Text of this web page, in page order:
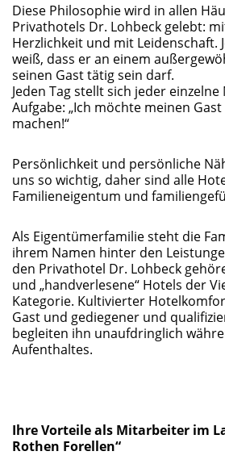
Diese Philosophie wird in allen
Privathotels Dr. Lohbeck gelebt:
Herzlichkeit und mit Leidenschaft.
weiß, dass er an einem
seinen Gast tätig sein darf.
Jeden Tag stellt sich jeder
Aufgabe: „Ich möchte meinen
machen!“
Persönlichkeit und persönliche
uns so wichtig, daher sind alle
Familieneigentum und
Als Eigentümerfamilie steht die
ihrem Namen hinter den
den Privathotel Dr. Lohbeck
und „handverlesene“ Hotels der
Kategorie. Kultivierter
Gast und gediegener und
begleiten ihn unaufdringlich
Aufenthaltes.
Ihre Vorteile als Mitarbeiter im
Rothen Forellen“